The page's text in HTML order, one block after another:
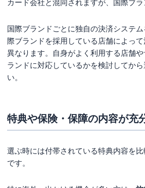
カード会社と混同されますが、国際ブラ
国際ブランドごとに独自の決済システ
際ブランドを採用している店舗によっ
異なります。自身がよく利用する店舗
ランドに対応しているかを検討してか
い。
特典や保険・保障の内容が充
選ぶ時には付帯されている特典内容を
です。